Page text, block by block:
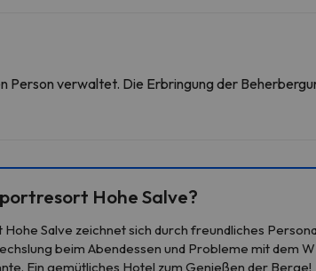
Person verwaltet. Die Erbringung der
Hohe Salve?
Salve zeichnet sich durch freundliches
beim Abendessen und Probleme mit dem
Ein gemütliches Hotel zum Genießen der Berge!